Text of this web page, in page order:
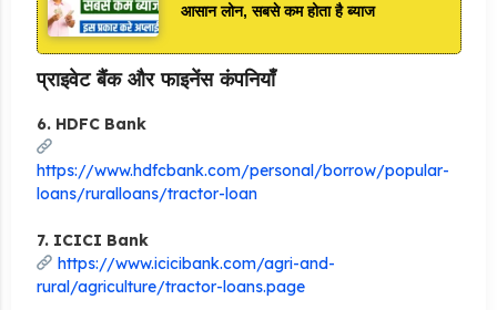
आसान लोन, सबसे कम होता है ब्याज
प्राइवेट बैंक और फाइनेंस कंपनियाँ
6. HDFC Bank
https://www.hdfcbank.com/personal/borrow/popular-
loans/ruralloans/tractor-loan
7. ICICI Bank
https://www.icicibank.com/agri-and-
rural/agriculture/tractor-loans.page